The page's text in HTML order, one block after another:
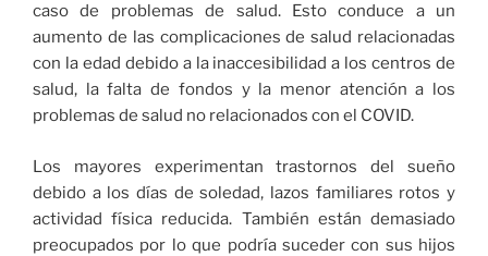
caso de problemas de salud. Esto conduce a un
aumento de las complicaciones de salud relacionadas
con la edad debido a la inaccesibilidad a los centros de
salud, la falta de fondos y la menor atención a los
problemas de salud no relacionados con el COVID.
Los mayores experimentan trastornos del sueño
debido a los días de soledad, lazos familiares rotos y
actividad física reducida. También están demasiado
preocupados por lo que podría suceder con sus hijos